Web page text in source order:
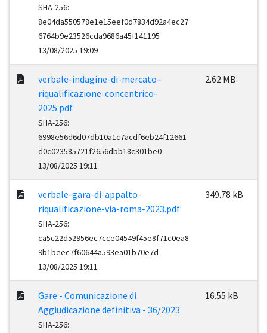
SHA-256:
8e04da550578e1e15eef0d7834d92a4ec27
6764b9e23526cda9686a45f141195
13/08/2025 19:09
verbale-indagine-di-mercato-
riqualificazione-concentrico-
2025.pdf
SHA-256:
6998e56d6d07db10a1c7acdf6eb24f12661
d0c023585721f2656dbb18c301be0
13/08/2025 19:11
2.62 MB
verbale-gara-di-appalto-
riqualificazione-via-roma-2023.pdf
SHA-256:
ca5c22d52956ec7cce04549f45e8f71c0ea8
9b1beec7f60644a593ea01b70e7d
13/08/2025 19:11
349.78 kB
Gare - Comunicazione di
Aggiudicazione definitiva - 36/2023
SHA-256:
16.55 kB